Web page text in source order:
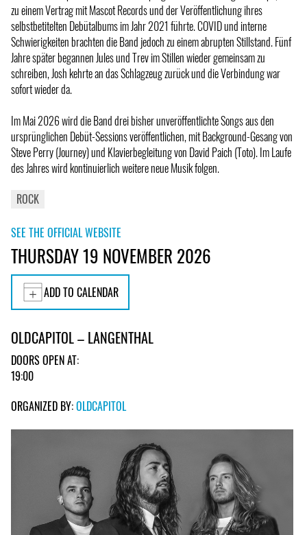
zu einem Vertrag mit Mascot Records und der Veröffentlichung ihres
selbstbetitelten Debütalbums im Jahr 2021 führte. COVID und interne
Schwierigkeiten brachten die Band jedoch zu einem abrupten Stillstand. Fünf
Jahre später begannen Jules und Trev im Stillen wieder gemeinsam zu
schreiben, Josh kehrte an das Schlagzeug zurück und die Verbindung war
sofort wieder da.
Im Mai 2026 wird die Band drei bisher unveröffentlichte Songs aus den
ursprünglichen Debüt-Sessions veröffentlichen, mit Background-Gesang von
Steve Perry (Journey) und Klavierbegleitung von David Paich (Toto). Im Laufe
des Jahres wird kontinuierlich weitere neue Musik folgen.
ROCK
SEE THE OFFICIAL WEBSITE
THURSDAY 19 NOVEMBER 2026
ADD TO CALENDAR
OLDCAPITOL – LANGENTHAL
DOORS OPEN AT:
19:00
ORGANIZED BY:OLDCAPITOL